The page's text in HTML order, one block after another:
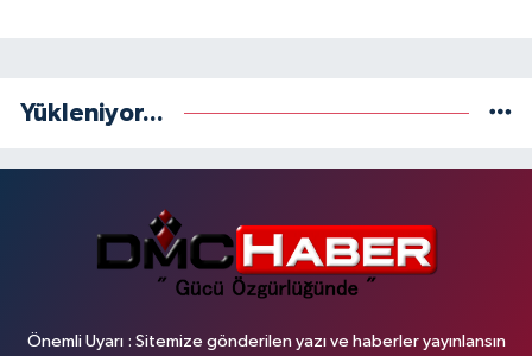
Yükleniyor...
Önemli Uyarı : Sitemize gönderilen yazı ve haberler yayınlansın